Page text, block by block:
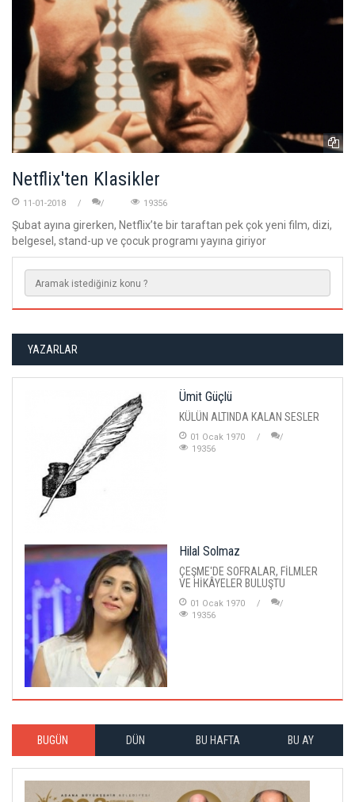
Netflix'ten Klasikler
11-01-2018 19356
Şubat ayına girerken, Netflix’te bir taraftan pek çok yeni film, dizi,
belgesel, stand-up ve çocuk programı yayına giriyor
YAZARLAR
Ümit Güçlü
KÜLÜN ALTINDA KALAN SESLER
01 Ocak 1970
19356
Hilal Solmaz
ÇEŞME'DE SOFRALAR, FİLMLER
VE HİKÂYELER BULUŞTU
01 Ocak 1970
19356
BUGÜN DÜN BU HAFTA BU AY